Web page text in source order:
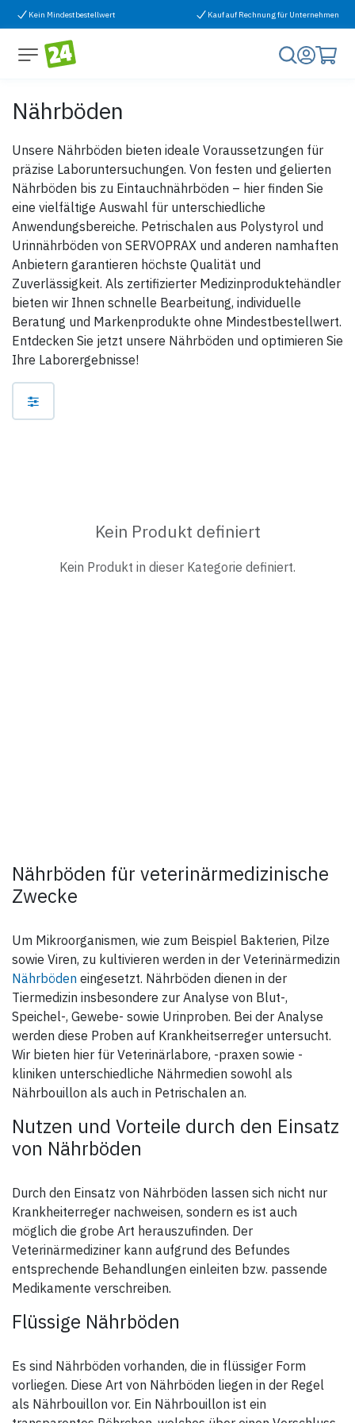
Zum Inhalt springen
Kein Mindestbestellwert Kauf auf Rechnung für Unternehmen
Nährböden
Unsere Nährböden bieten ideale Voraussetzungen für
präzise Laboruntersuchungen. Von festen und gelierten
Nährböden bis zu Eintauchnährböden – hier finden Sie
eine vielfältige Auswahl für unterschiedliche
Anwendungsbereiche. Petrischalen aus Polystyrol und
Urinnährböden von SERVOPRAX und anderen namhaften
Anbietern garantieren höchste Qualität und
Zuverlässigkeit. Als zertifizierter Medizinproduktehändler
bieten wir Ihnen schnelle Bearbeitung, individuelle
Beratung und Markenprodukte ohne Mindestbestellwert.
Entdecken Sie jetzt unsere Nährböden und optimieren Sie
Ihre Laborergebnisse!
Kein Produkt definiert
Kein Produkt in dieser Kategorie definiert.
Nährböden für veterinärmedizinische
Zwecke
Um Mikroorganismen, wie zum Beispiel Bakterien, Pilze
sowie Viren, zu kultivieren werden in der Veterinärmedizin
Nährböden eingesetzt. Nährböden dienen in der
Tiermedizin insbesondere zur Analyse von Blut-,
Speichel-, Gewebe- sowie Urinproben. Bei der Analyse
werden diese Proben auf Krankheitserreger untersucht.
Wir bieten hier für Veterinärlabore, -praxen sowie -
kliniken unterschiedliche Nährmedien sowohl als
Nährbouillon als auch in Petrischalen an.
Nutzen und Vorteile durch den Einsatz
von Nährböden
Durch den Einsatz von Nährböden lassen sich nicht nur
Krankheiterreger nachweisen, sondern es ist auch
möglich die grobe Art herauszufinden. Der
Veterinärmediziner kann aufgrund des Befundes
entsprechende Behandlungen einleiten bzw. passende
Medikamente verschreiben.
Flüssige Nährböden
Es sind Nährböden vorhanden, die in flüssiger Form
vorliegen. Diese Art von Nährböden liegen in der Regel
als Nährbouillon vor. Ein Nährbouillon ist ein